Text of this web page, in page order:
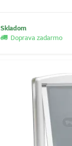
Skladom
Doprava zadarmo